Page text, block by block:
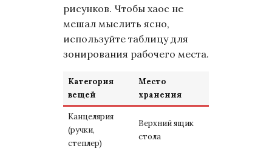
рисунков. Чтобы хаос не
мешал мыслить ясно,
используйте таблицу для
зонирования рабочего места.
Категория
вещей
Место
хранения
Канцелярия
(ручки,
степлер)
Верхний ящик
стола